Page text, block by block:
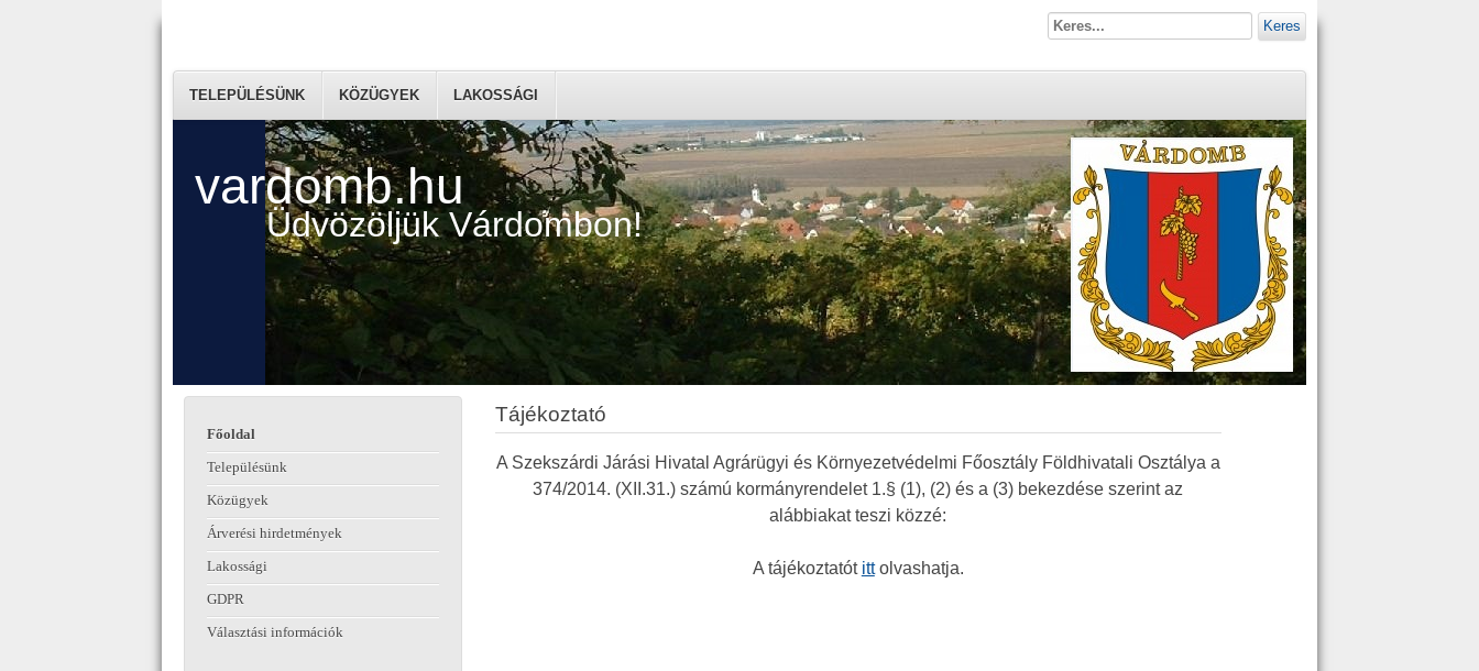
vardomb.hu
Üdvözöljük Várdombon!
TELEPÜLÉSÜNK KÖZÜGYEK LAKOSSÁGI
Keres
Főoldal
Településünk
Közügyek
Árverési hirdetmények
Lakossági
GDPR
Választási információk
Tájékoztató
A Szekszárdi Járási Hivatal Agrárügyi és Környezetvédelmi Főosztály Földhivatali Osztálya a
374/2014. (XII.31.) számú kormányrendelet 1.§ (1), (2) és a (3) bekezdése szerint az
alábbiakat teszi közzé:
A tájékoztatót ittolvashatja.